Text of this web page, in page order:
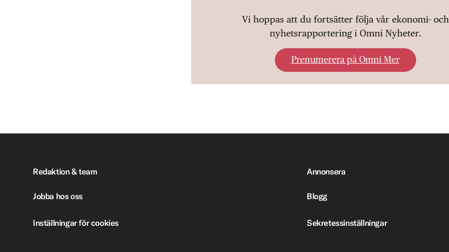
Vi hoppas att du fortsätter följa vår ekonomi- och
nyhetsrapportering i Omni Nyheter.
Prenumerera på Omni Mer
Redaktion & team Annonsera
Jobba hos oss Blogg
Inställningar för cookies Sekretessinställningar